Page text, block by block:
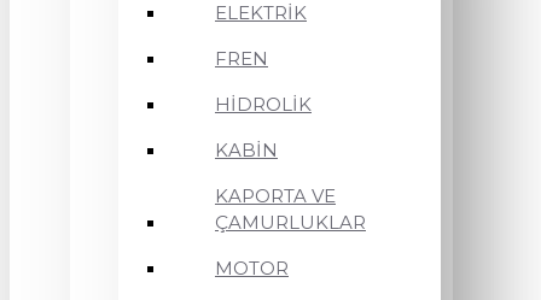
ELEKTRİK
FREN
HİDROLİK
KABİN
KAPORTA VE
ÇAMURLUKLAR
MOTOR